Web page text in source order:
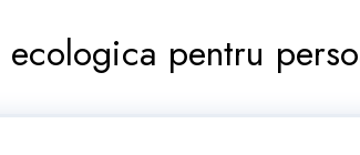
ecologica pentru